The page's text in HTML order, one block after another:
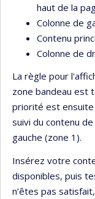
haut de la
Colonne de
Contenu
Colonne de
La règle pour
zone bandeau est
priorité est ensuite
suivi du contenu
gauche (zone 1).
Insérez votre
disponibles, puis
n’êtes pas satisfait,